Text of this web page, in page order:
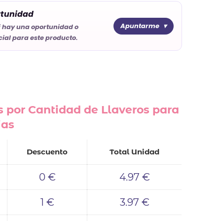
hay una oportunidad o
para este producto.
Apuntarme
por Cantidad de Llaveros para
Descuento Total Unidad
0 € 4.97 €
1 € 3.97 €